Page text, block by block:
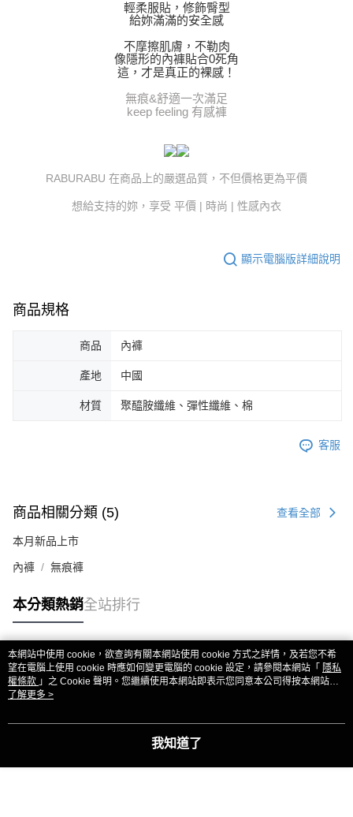
輕柔服貼，修飾臀型
給妳滿滿的安全感
不摩擦肌膚，不勒肉
像隱形的內褲貼合0死角
這，才是真正的裸感！
無痕&舒適一次滿足
keep feeling 有感褲
RABURABU 在商品上的嚴選品質，不但價格更為平價
想給支持的妳，享受 平價 | 時尚 | 性感內衣
顯示電腦版詳細說明
商品規格
商品 內褲
產地 中國
材質 聚醯胺纖維、彈性纖維、棉
客服
商品相關分類 (5) 查看全部
本月新品上市
內褲 無痕褲
本分類熱銷全站排行
熱門標籤
本網站中使用 cookie，欲查詢有關本網站使用 cookie 方式之詳情，及若您不希
望在電腦上使用 cookie 時應如何變更電腦的 cookie 設定，請參閱本網站「 隱私
權條款 」之 Cookie 聲明。您繼續使用本網站即表示您同意本公司得按本網站使
用條款之 Cookie 聲明使用 cookie。
了解更多 >
我知道了